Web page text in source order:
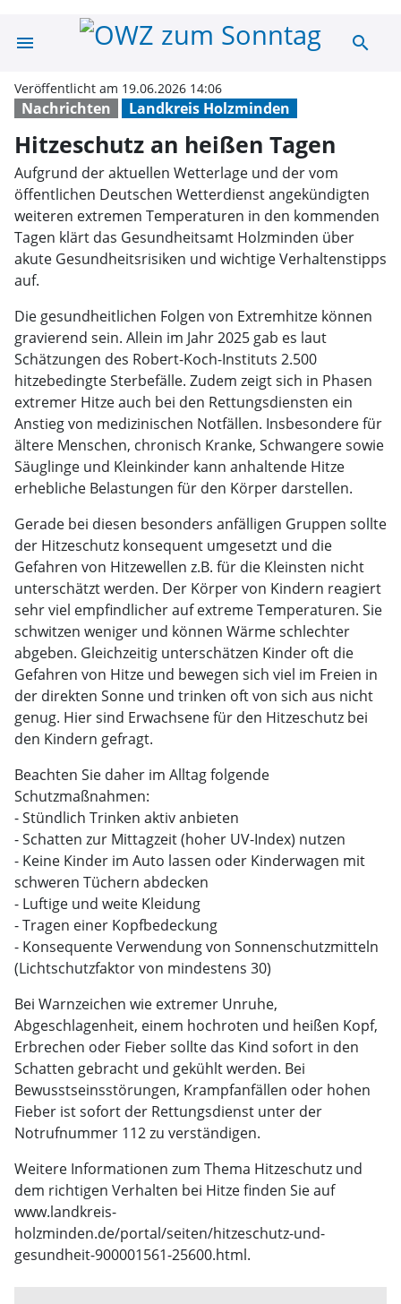
menu Hitzeschutz an
search
Nachrichten Landkreis Holzminden
Veröffentlicht am 19.06.2026 14:06
Hitzeschutz an heißen Tagen
Aufgrund der aktuellen Wetterlage und der vom
öffentlichen Deutschen Wetterdienst angekündigten
weiteren extremen Temperaturen in den kommenden
Tagen klärt das Gesundheitsamt Holzminden über
akute Gesundheitsrisiken und wichtige Verhaltenstipps
auf.
Die gesundheitlichen Folgen von Extremhitze können
gravierend sein. Allein im Jahr 2025 gab es laut
Schätzungen des Robert-Koch-Instituts 2.500
hitzebedingte Sterbefälle. Zudem zeigt sich in Phasen
extremer Hitze auch bei den Rettungsdiensten ein
Anstieg von medizinischen Notfällen. Insbesondere für
ältere Menschen, chronisch Kranke, Schwangere sowie
Säuglinge und Kleinkinder kann anhaltende Hitze
erhebliche Belastungen für den Körper darstellen.
Gerade bei diesen besonders anfälligen Gruppen sollte
der Hitzeschutz konsequent umgesetzt und die
Gefahren von Hitzewellen z.B. für die Kleinsten nicht
unterschätzt werden. Der Körper von Kindern reagiert
sehr viel empfindlicher auf extreme Temperaturen. Sie
schwitzen weniger und können Wärme schlechter
abgeben. Gleichzeitig unterschätzen Kinder oft die
Gefahren von Hitze und bewegen sich viel im Freien in
der direkten Sonne und trinken oft von sich aus nicht
genug. Hier sind Erwachsene für den Hitzeschutz bei
den Kindern gefragt.
Beachten Sie daher im Alltag folgende
Schutzmaßnahmen:
- Stündlich Trinken aktiv anbieten
- Schatten zur Mittagzeit (hoher UV-Index) nutzen
- Keine Kinder im Auto lassen oder Kinderwagen mit
schweren Tüchern abdecken
- Luftige und weite Kleidung
- Tragen einer Kopfbedeckung
- Konsequente Verwendung von Sonnenschutzmitteln
(Lichtschutzfaktor von mindestens 30)
Bei Warnzeichen wie extremer Unruhe,
Abgeschlagenheit, einem hochroten und heißen Kopf,
Erbrechen oder Fieber sollte das Kind sofort in den
Schatten gebracht und gekühlt werden. Bei
Bewusstseinsstörungen, Krampfanfällen oder hohen
Fieber ist sofort der Rettungsdienst unter der
Notrufnummer 112 zu verständigen.
Weitere Informationen zum Thema Hitzeschutz und
dem richtigen Verhalten bei Hitze finden Sie auf
www.landkreis-
holzminden.de/portal/seiten/hitzeschutz-und-
gesundheit-900001561-25600.html.